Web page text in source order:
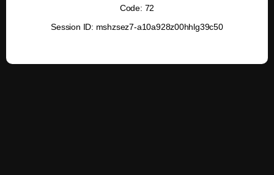
Code: 72
Session ID: mshzsez7-a10a928z00hhlg39c50